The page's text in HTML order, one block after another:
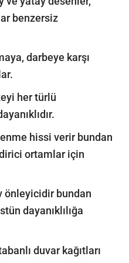
benzersiz
darbeye karşı
her türlü
hissi verir bundan
ortamlar için
önleyicidir bundan
dayanıklılığa
duvar kağıtları